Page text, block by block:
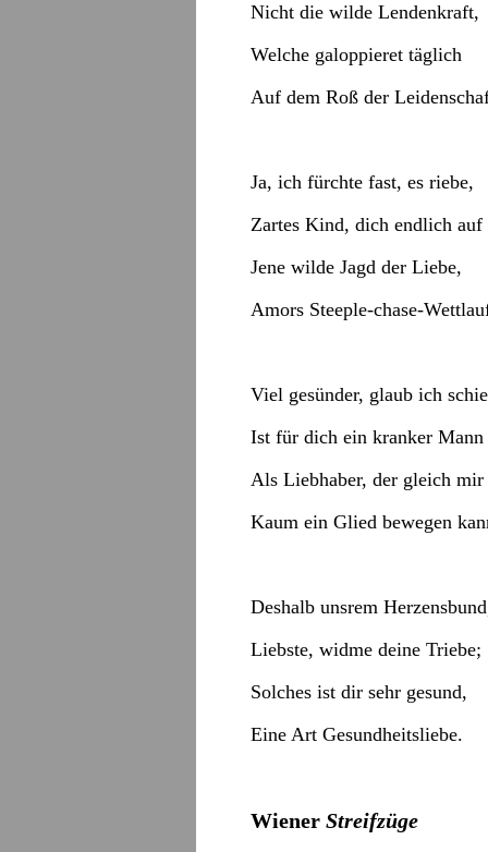
Nicht die wilde Lendenkraft,
Welche galoppieret täglich
Auf dem Roß der
Ja, ich fürchte fast, es riebe,
Zartes Kind, dich endlich auf
Jene wilde Jagd der Liebe,
Amors Steeple-chase-
Viel gesünder, glaub ich
Ist für dich ein kranker Mann
Als Liebhaber, der gleich mir
Kaum ein Glied bewegen
Deshalb unsrem
Liebste, widme deine Triebe;
Solches ist dir sehr gesund,
Eine Art Gesundheitsliebe.
Wiener Streifzüge